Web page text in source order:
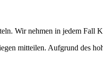
Wir nehmen in jedem Fall
mitteilen. Aufgrund des